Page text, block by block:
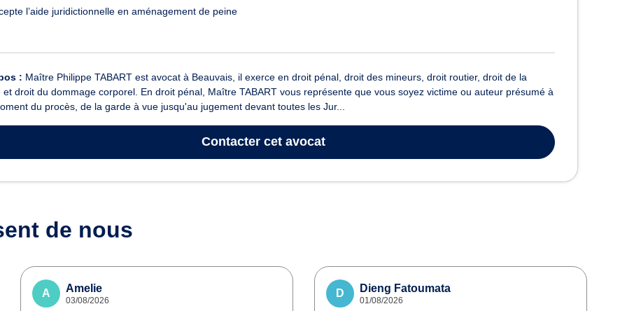
l’aide juridictionnelle en aménagement de peine
: Maître Philippe TABART est avocat à Beauvais, il exerce en droit pénal, droit des mineurs, droit routier, droit de la
et droit du dommage corporel. En droit pénal, Maître TABART vous représente que vous soyez victime ou auteur présumé à
du procès, de la garde à vue jusqu'au jugement devant toutes les Jur...
Contacter cet avocat
de nous
A Amelie
03/08/2026
D Dieng Fatoumata
01/08/2026